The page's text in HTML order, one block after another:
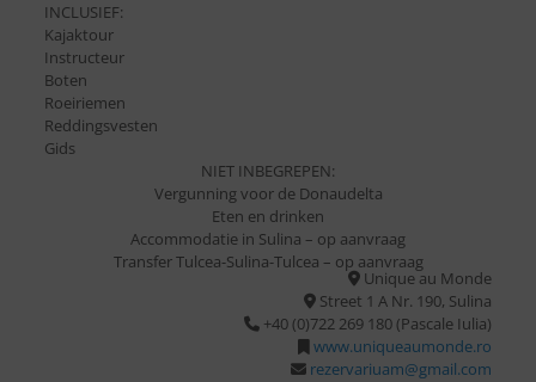
INCLUSIEF:
Kajaktour
Instructeur
Boten
Roeiriemen
Reddingsvesten
Gids
NIET INBEGREPEN:
Vergunning voor de Donaudelta
Eten en drinken
Accommodatie in Sulina – op aanvraag
Transfer Tulcea-Sulina-Tulcea – op aanvraag
Unique au Monde
Street 1 A Nr. 190, Sulina
+40 (0)722 269 180 (Pascale Iulia)
www.uniqueaumonde.ro
rezervariuam@gmail.com